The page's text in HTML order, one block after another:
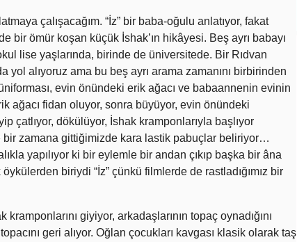
çalışacağım. “İz” bir baba-oğulu anlatıyor, fakat
bir ömür koşan küçük İshak’ın hikâyesi. Beş ayrı babayı
lise yaşlarında, birinde de üniversitede. Bir Rıdvan
alıyoruz ama bu beş ayrı arama zamanını birbirinden
evin önündeki erik ağacı ve babaannenin evinin
ağacı fidan oluyor, sonra büyüyor, evin önündeki
çatlıyor, dökülüyor, İshak kramponlarıyla başlıyor
bir zamana gittiğimizde kara lastik pabuçlar beliriyor…
yapılıyor ki bir eylemle bir andan çıkıp başka bir âna
biriydi “İz” çünkü filmlerde de rastladığımız bir
giyiyor, arkadaşlarının topaç oynadığını
geri alıyor. Oğlan çocukları kavgası klasik olarak taş